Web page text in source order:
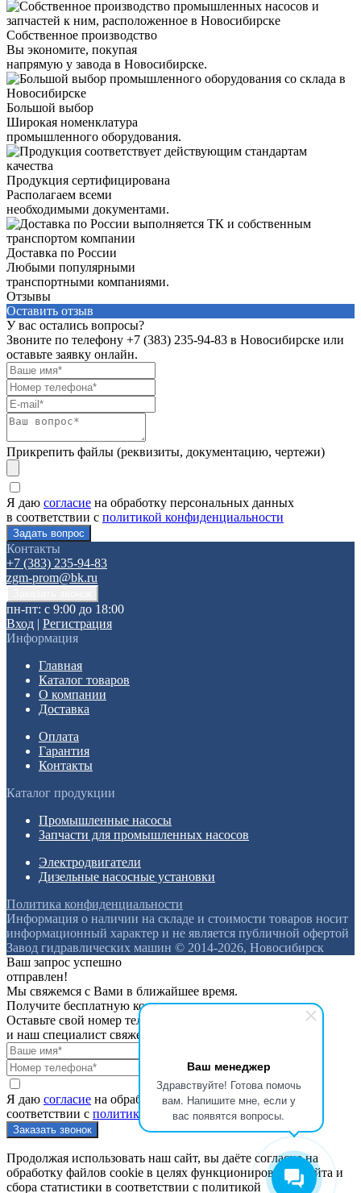
Ваш менеджер
Здравствуйте! Готова помочь
вам. Напишите мне, если у
вас появятся вопросы.
Собственное производство
Вы экономите, покупая
напрямую у завода в Новосибирске.
Большой выбор
Широкая номенклатура
промышленного оборудования.
Продукция сертифицирована
Располагаем всеми
необходимыми документами.
Доставка по России
Любыми популярными
транспортными компаниями.
Отзывы
Оставить отзыв
У вас остались вопросы?
Звоните по телефону +7 (383) 235-94-83 в Новосибирске или
оставьте заявку онлайн.
Прикрепить файлы (реквизиты, документацию, чертежи)
Я даю согласие на обработку персональных данных
в соответствии с политикой конфиденциальности
Контакты
+7 (383) 235-94-83
zgm-prom@bk.ru
пн-пт: с 9:00 до 18:00
Вход | Регистрация
Информация
Главная
Каталог товаров
О компании
Доставка
Оплата
Гарантия
Контакты
Каталог продукции
Промышленные насосы
Запчасти для промышленных насосов
Электродвигатели
Дизельные насосные установки
Политика конфиденциальности
Информация о наличии на складе и стоимости товаров носит
информационный характер и не является публичной офертой
Завод гидравлических машин © 2014-2026, Новосибирск
Ваш запрос успешно
отправлен!
Мы свяжемся с Вами в ближайшее время.
Получите бесплатную консультацию
Оставьте свой номер телефона
и наш специалист свяжется с вами
Я даю согласие на обработку персональных данных в
соответствии с политикой конфиденциальности
Продолжая использовать наш сайт, вы даёте согласие на
обработку файлов cookie в целях функционирования сайта и
сбора статистики в соответствии с политикой